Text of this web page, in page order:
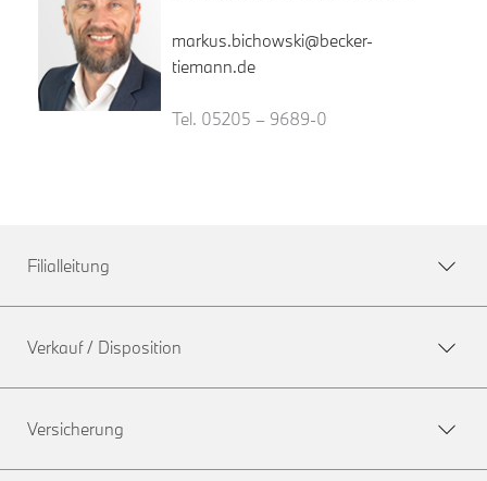
markus.bichowski@becker-
tiemann.de
Tel. 05205 – 9689-0
Filialleitung
Verkauf / Disposition
Versicherung